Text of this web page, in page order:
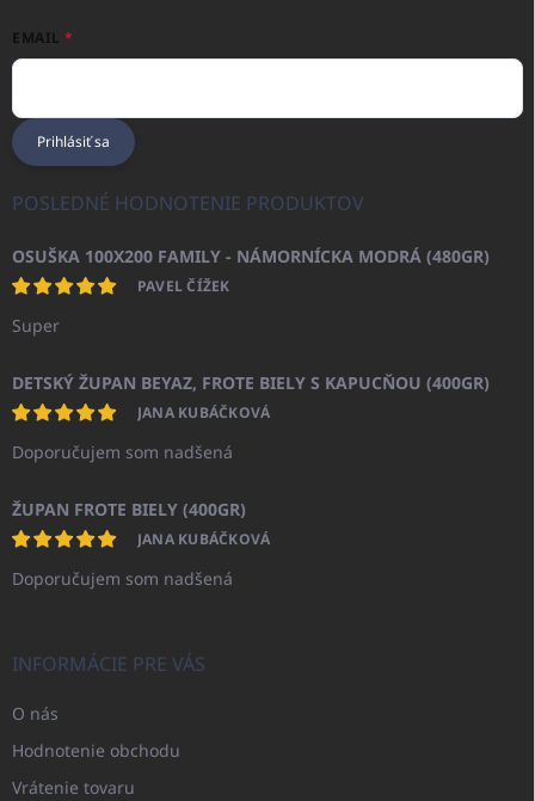
EMAIL
Prihlásiť sa
POSLEDNÉ HODNOTENIE PRODUKTOV
OSUŠKA 100X200 FAMILY - NÁMORNÍCKA MODRÁ (480GR)
PAVEL ČÍŽEK
Super
DETSKÝ ŽUPAN BEYAZ, FROTE BIELY S KAPUCŇOU (400GR)
JANA KUBÁČKOVÁ
Doporučujem som nadšená
ŽUPAN FROTE BIELY (400GR)
JANA KUBÁČKOVÁ
Doporučujem som nadšená
INFORMÁCIE PRE VÁS
O nás
Hodnotenie obchodu
Vrátenie tovaru